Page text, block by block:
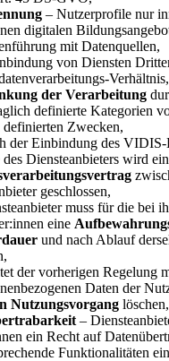
– Nutzerprofile nur
digitalen
mit Datenquellen,
von Diensten
Verhältnis,
der Verarbeitung
definierte Kategorien
definierten Zwecken,
der Einbindung des
des Diensteanbieters wird ein
geschlossen,
muss für die bei
eine
und nach Ablauf
der vorherigen Regelung
Daten der
Nutzungsvorgang löschen,
–
ein Recht auf
Funktionalitäten